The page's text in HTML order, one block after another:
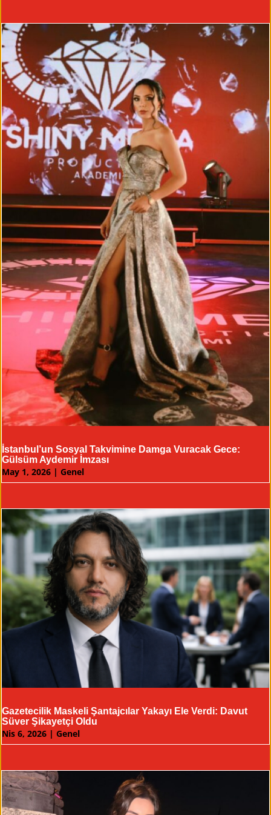
İstanbul’un Sosyal Takvimine Damga Vuracak Gece:
Gülsüm Aydemir İmzası
May 1, 2026 | Genel
Gazetecilik Maskeli Şantajcılar Yakayı Ele Verdi: Davut
Süver Şikayetçi Oldu
Nis 6, 2026 | Genel